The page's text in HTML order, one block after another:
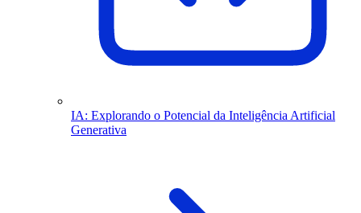
IA: Explorando o Potencial da Inteligência Artificial
Generativa